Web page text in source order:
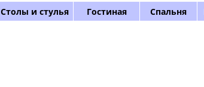
Столы и стулья Гостиная Спальня